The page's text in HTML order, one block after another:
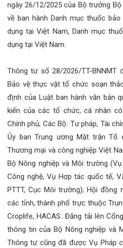
ngày 26/12/2025 của Bộ trưởng
về ban hành Danh mục thuốc
dụng tại Việt Nam, Danh mục
dụng tại Việt Nam.
Thông tư số 28/2026/TT-
Bảo vệ thực vật tổ chức soạn
định của Luật ban hành văn bản
kiến của các tổ chức, cá nhân
Chính phủ; Các Bộ: Tư pháp, Tài
Ủy ban Trung ương Mặt trận Tổ
Thương mại và công nghiệp Việt
Bộ Nông nghiệp và Môi trường
Công nghệ, Vụ Hợp tác quốc tế,
PTTT, Cục Môi trường); Hội đồng
các tỉnh, thành phố trực thuộc
Croplife, HACAS…Đăng tải lên
thông tin của Bộ Nông nghiệp và
Thông tư cũng đã được Vụ Pháp